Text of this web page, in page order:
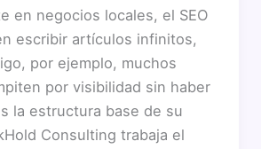
en negocios locales, el SEO
escribir artículos infinitos,
por ejemplo, muchos
por visibilidad sin haber
la estructura base de su
Consulting trabaja el